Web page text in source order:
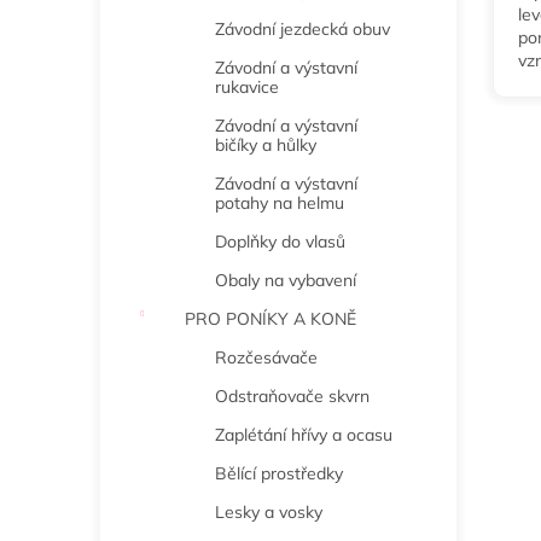
Závodní jezdecká obuv
Závodní a výstavní
rukavice
Závodní a výstavní
bičíky a hůlky
Závodní a výstavní
potahy na helmu
Doplňky do vlasů
Obaly na vybavení
PRO PONÍKY A KONĚ
Rozčesávače
Odstraňovače skvrn
Zaplétání hřívy a ocasu
Bělící prostředky
Lesky a vosky